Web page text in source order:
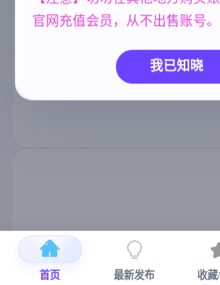
官网充值会员，从不出售账号。
我已知晓
首页 最新发布 收